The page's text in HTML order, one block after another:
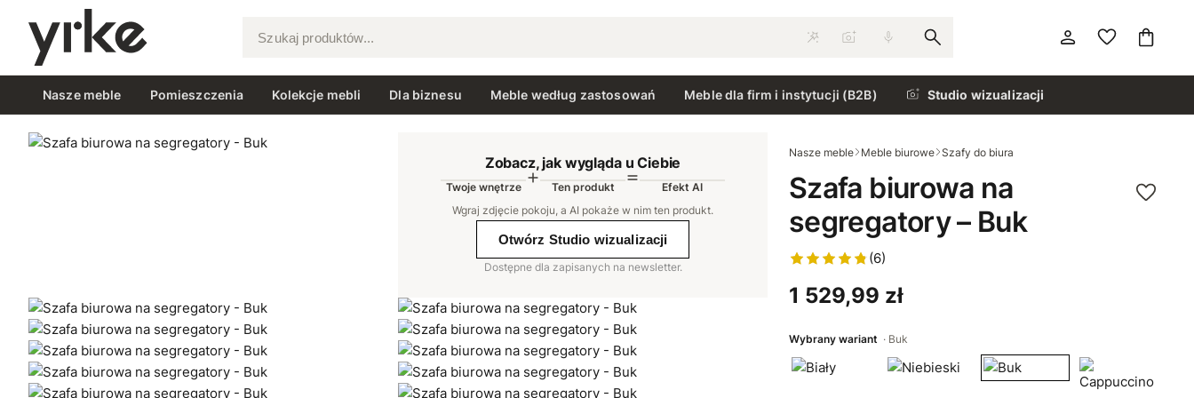
Szukaj produktów...
Nasze meble Pomieszczenia Kolekcje mebli Dla biznesu Meble według zastosowań Meble dla firm i instytucji (B2B) Studio wizualizacji
Zobacz, jak wygląda u Ciebie
Twoje wnętrze Ten produkt
Efekt AI
Wgraj zdjęcie pokoju, a AI pokaże w nim ten produkt.
Otwórz Studio wizualizacji
Dostępne dla zapisanych na newsletter.
Nasze meble Meble biurowe Szafy do biura
Szafa biurowa na
segregatory – Buk
(6)
1 529,99 zł
Wybrany wariant Buk